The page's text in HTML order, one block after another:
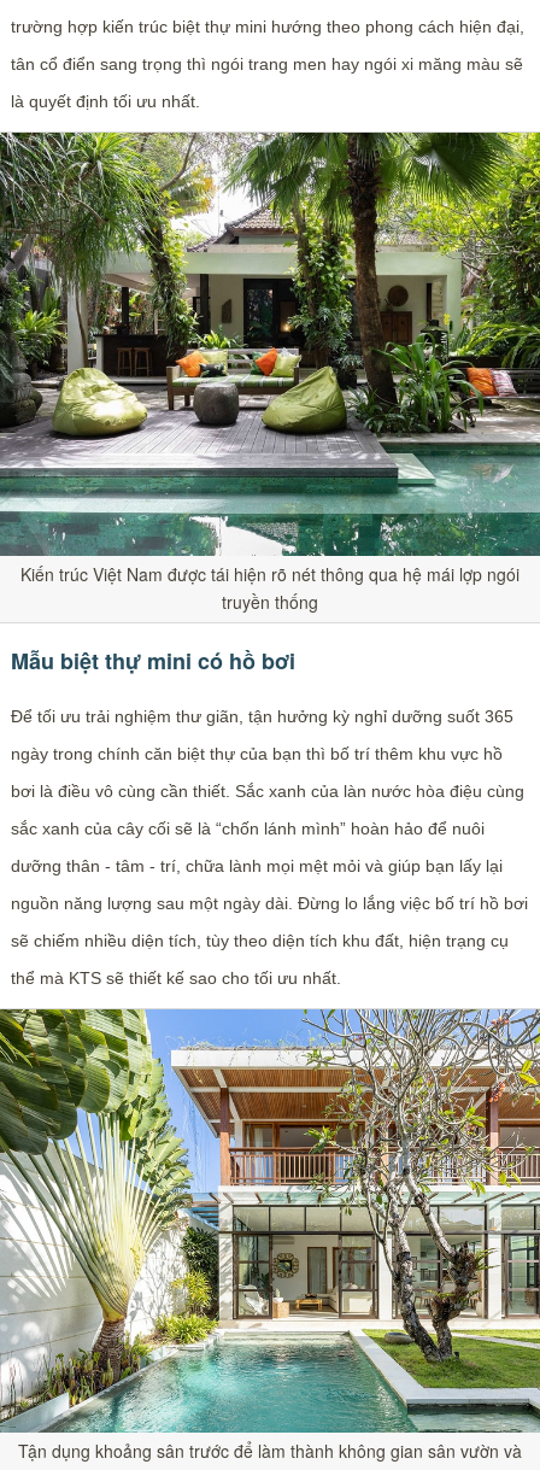
trường hợp kiến trúc biệt thự mini hướng theo phong cách hiện đại,
tân cổ điển sang trọng thì ngói trang men hay ngói xi măng màu sẽ
là quyết định tối ưu nhất.
Kiến trúc Việt Nam được tái hiện rõ nét thông qua hệ mái lợp ngói
truyền thống
Mẫu biệt thự mini có hồ bơi
Để tối ưu trải nghiệm thư giãn, tận hưởng kỳ nghỉ dưỡng suốt 365
ngày trong chính căn biệt thự của bạn thì bố trí thêm khu vực hồ
bơi là điều vô cùng cần thiết. Sắc xanh của làn nước hòa điệu cùng
sắc xanh của cây cối sẽ là “chốn lánh mình” hoàn hảo để nuôi
dưỡng thân - tâm - trí, chữa lành mọi mệt mỏi và giúp bạn lấy lại
nguồn năng lượng sau một ngày dài. Đừng lo lắng việc bố trí hồ bơi
sẽ chiếm nhiều diện tích, tùy theo diện tích khu đất, hiện trạng cụ
thể mà KTS sẽ thiết kế sao cho tối ưu nhất.
Tận dụng khoảng sân trước để làm thành không gian sân vườn và